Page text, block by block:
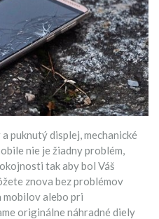
puknutý displej, mechanické
nie je žiadny problém,
tak aby bol Váš
znova bez problémov
mobilov alebo pri
originálne náhradné diely